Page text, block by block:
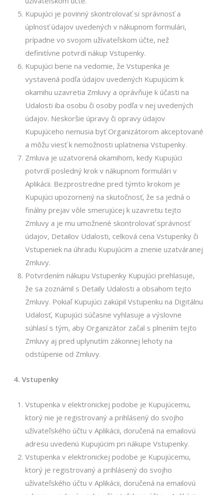
Kupujúci je povinný skontrolovať si správnosť a
úplnosť údajov uvedených v nákupnom formulári,
prípadne vo svojom užívateľskom účte, než
definitívne potvrdí nákup Vstupenky.
Kupujúci berie na vedomie, že Vstupenka je
vystavená podľa údajov uvedených Kupujúcim k
okamihu uzavretia Zmluvy a oprávňuje k účasti na
Udalosti iba osobu či osoby podľa v nej uvedených
údajov. Neskoršie úpravy či opravy údajov
Kupujúceho nemusia byť Organizátorom akceptované
a môžu viesť k nemožnosti uplatnenia Vstupenky.
Zmluva je uzatvorená okamihom, kedy Kupujúci
potvrdí posledný krok v nákupnom formulári v
Aplikácii. Bezprostredne pred týmto krokom je
Kupujúci upozornený na skutočnosť, že sa jedná o
finálny prejav vôle smerujúcej k uzavretiu tejto
Zmluvy a je mu umožnené skontrolovať správnosť
údajov, Detailov Udalosti, celková cena Vstupenky či
Vstupeniek na úhradu Kupujúcim a znenie uzatváranej
Zmluvy.
Potvrdením nákupu Vstupenky Kupujúci prehlasuje,
že sa zoznámil s Detaily Udalosti a obsahom tejto
Zmluvy. Pokiaľ Kupujúci zakúpil Vstupenku na Digitálnu
Udalosť, Kupujúci súčasne vyhlasuje a výslovne
súhlasí s tým, aby Organizátor začal s plnením tejto
Zmluvy aj pred uplynutím zákonnej lehoty na
odstúpenie od Zmluvy.
4. Vstupenky
Vstupenka v elektronickej podobe je Kupujúcemu,
ktorý nie je registrovaný a prihlásený do svojho
užívateľského účtu v Aplikácii, doručená na emailovú
adresu uvedenú Kupujúcim pri nákupe Vstupenky.
Vstupenka v elektronickej podobe je Kupujúcemu,
ktorý je registrovaný a prihlásený do svojho
užívateľského účtu v Aplikácii, doručená na emailovú